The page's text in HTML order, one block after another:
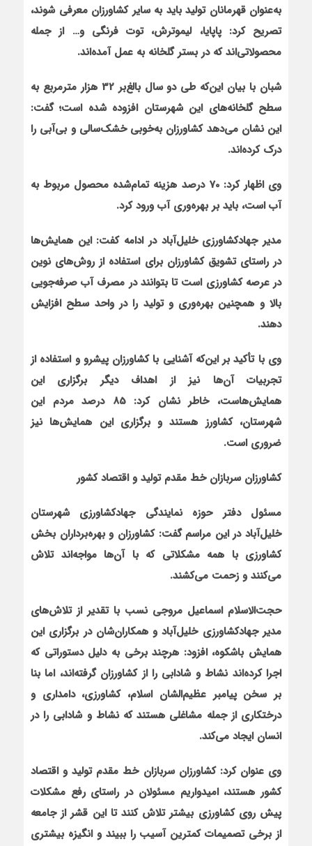
به‌عنوان قهرمانان تولید باید به سایر کشاورزان معرفی شوند،
تصریح کرد: پاپایا، لیموترش، توت فرنگی و… از جمله
محصولاتی‌اند که در بستر گلخانه به عمل آمده‌اند.
شبان با بیان این‌که طی دو سال بالغ‌بر 32 هزار مترمربع به
سطح گلخانه‌های این شهرستان افزوده شده است؛ گفت:
این نشان می‌دهد کشاورزان به‌خوبی خشک‌سالی و بی‌آبی را
درک کرده‌اند.
وی اظهار کرد: 70 درصد هزینه تمام‌شده محصول مربوط به
آب است، باید بر بهره‌وری آب ورود کرد.
مدیر جهادکشاورزی خلیل‌آباد در ادامه کفت: این همایش‌ها
در راستای تشویق کشاورزان برای استفاده از روش‌های نوین
در عرصه کشاورزی است تا بتوانند در مصرف آب صرفه‌جویی
بالا و همچنین بهره‌وری و تولید را در واحد سطح افزایش
دهند.
وی با تأکید بر این‌که آشنایی با کشاورزان پیشرو و استفاده از
تجربیات آن‌ها نیز از اهداف دیگر برگزاری این
همایش‌هاست، خاطر نشان کرد: 85 درصد مردم این
شهرستان، کشاورز هستند و برگزاری این همایش‌ها نیز
ضروری است.
کشاورزان سربازان خط مقدم تولید و اقتصاد کشور
مسئول دفتر حوزه نمایندگی جهادکشاورزی شهرستان
خلیل‌آباد در این مراسم گفت: کشاورزان و بهره‌برداران بخش
کشاورزی با همه مشکلاتی که با آن‌ها مواجه‌اند تلاش
می‌کنند و زحمت می‌کشند.
حجت‌الاسلام اسماعیل مروجی نسب با تقدیر از تلاش‌های
مدیر جهادکشاورزی خلیل‌آباد و همکاران‌شان در برگزاری این
همایش باشکوه، افزود: هرچند برخی به دلیل دستوراتی که
اجرا کرده‌اند نشاط و شادابی را از کشاورزان گرفته‌اند، اما بنا
بر سخن پیامبر عظیم‌الشان اسلام، کشاورزی، دامداری و
درختکاری از جمله مشاغلی هستند که نشاط و شادابی را در
انسان ایجاد می‌کند.
وی عنوان کرد: کشاورزان سربازان خط مقدم تولید و اقتصاد
کشور هستند، امیدواریم مسئولان در راستای رفع مشکلات
پیش روی کشاورزی بیشتر تلاش کنند تا این قشر از جامعه
از برخی تصمیمات کمترین آسیب را ببیند و انگیزه بیشتری